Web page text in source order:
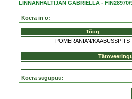
LINNANHALTIJAN GABRIELLA - FIN28970/
Koera info:
Tõug
POMERANIAN/KÄÄBUSSPITS
-
Koera sugupuu: